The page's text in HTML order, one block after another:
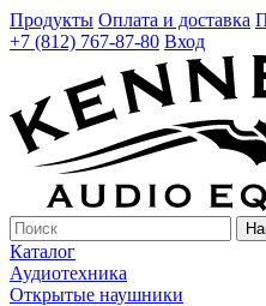
Продукты Оплата и доставка
+7 (812) 767-87-80 Вход
Каталог
Аудиотехника
Открытые наушники